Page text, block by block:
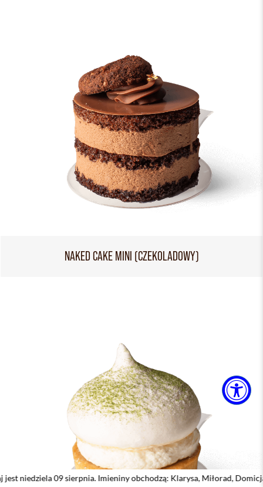
NAKED CAKE MINI (CZEKOLADOWY)
sierpnia. Imieniny obchodzą: Klarysa, Miłorad, Domicjan, Domicjana,